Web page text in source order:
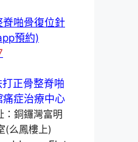
啪骨復位針
預約)
：銅鑼灣富明
(么鳳樓上)